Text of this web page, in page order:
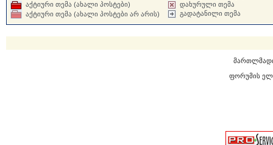
აქტიური თემა (ახალი პოსტები)
აქტიური თემა (ახალი პოსტები არ არის)
დახურული თემა
გადატანილი თემა
ფორუმის